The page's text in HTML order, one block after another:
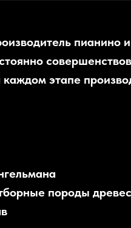
пианино
этапе
породы